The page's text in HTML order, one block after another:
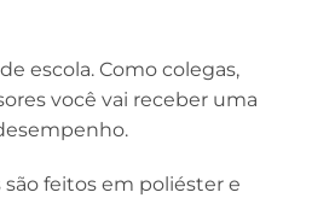
escola. Como colegas,
você vai receber uma
feitos em poliéster e